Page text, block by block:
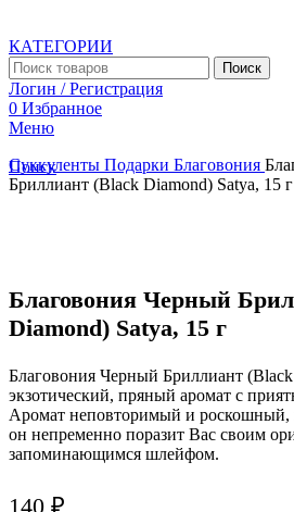
КАТЕГОРИИ
Поиск
Логин / Регистрация
0 Избранное
Меню
Поиск
Суккуленты Подарки Благовония
Бриллиант (Black Diamond) Satya, 15 г
Благовония Черный
Diamond) Satya, 15 г
Благовония Черный Бриллиант
экзотический, пряный аромат с
Аромат неповторимый и
он непременно поразит Вас своим
запоминающимся шлейфом.
140 ₽